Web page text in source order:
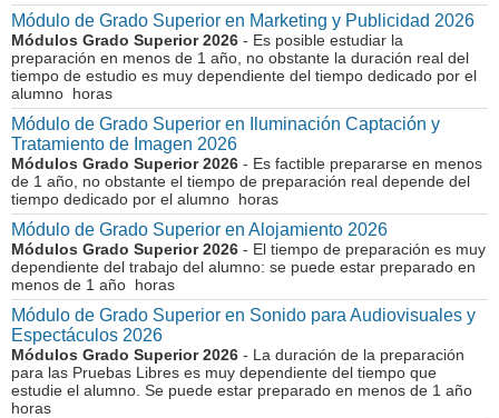
Módulo de Grado Superior en Marketing y Publicidad 2026
Módulos Grado Superior 2026 - Es posible estudiar la
preparación en menos de 1 año, no obstante la duración real del
tiempo de estudio es muy dependiente del tiempo dedicado por el
alumno horas
Módulo de Grado Superior en Iluminación Captación y
Tratamiento de Imagen 2026
Módulos Grado Superior 2026 - Es factible prepararse en menos
de 1 año, no obstante el tiempo de preparación real depende del
tiempo dedicado por el alumno horas
Módulo de Grado Superior en Alojamiento 2026
Módulos Grado Superior 2026 - El tiempo de preparación es muy
dependiente del trabajo del alumno: se puede estar preparado en
menos de 1 año horas
Módulo de Grado Superior en Sonido para Audiovisuales y
Espectáculos 2026
Módulos Grado Superior 2026 - La duración de la preparación
para las Pruebas Libres es muy dependiente del tiempo que
estudie el alumno. Se puede estar preparado en menos de 1 año
horas